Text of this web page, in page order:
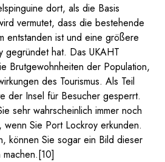
dort, als die Basis
vermutet, dass die bestehende
entstanden ist und eine größere
gegründet hat. Das UKAHT
Brutgewohnheiten der Population,
des Tourismus. Als Teil
der Insel für Besucher gesperrt.
sehr wahrscheinlich immer noch
Sie Port Lockroy erkunden.
können Sie sogar ein Bild dieser